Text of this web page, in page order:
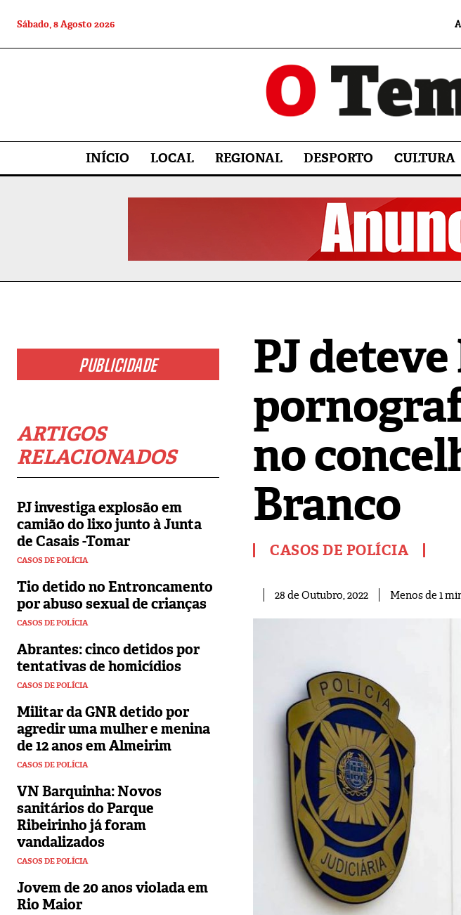
Sábado, 8 Agosto 2026
INÍCIO LOCAL REGIONAL DESPORTO CULTURA
PUBLICIDADE
ARTIGOS
RELACIONADOS
PJ investiga explosão em
camião do lixo junto à Junta
de Casais -Tomar
CASOS DE POLÍCIA
Tio detido no Entroncamento
por abuso sexual de crianças
CASOS DE POLÍCIA
Abrantes: cinco detidos por
tentativas de homicídios
CASOS DE POLÍCIA
Militar da GNR detido por
agredir uma mulher e menina
de 12 anos em Almeirim
CASOS DE POLÍCIA
VN Barquinha: Novos
sanitários do Parque
Ribeirinho já foram
vandalizados
CASOS DE POLÍCIA
Jovem de 20 anos violada em
Rio Maior
PJ
no
Branco
CASOS DE POLÍCIA
28 de Outubro, 2022 Menos de 1